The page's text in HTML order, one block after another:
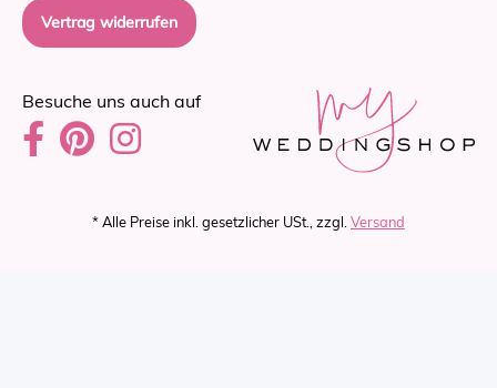
Vertrag widerrufen
Besuche uns auch auf
* Alle Preise inkl. gesetzlicher USt., zzgl. Versand